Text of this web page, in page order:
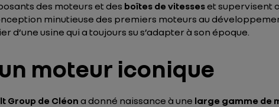
des moteurs et des boîtes de vitesseset supervisent
minutieuse des premiers moteurs au
d’une usine qui a toujours su s’adapter à son époque.
moteur iconique
Group de Cléon a donné naissance à une large gamme de